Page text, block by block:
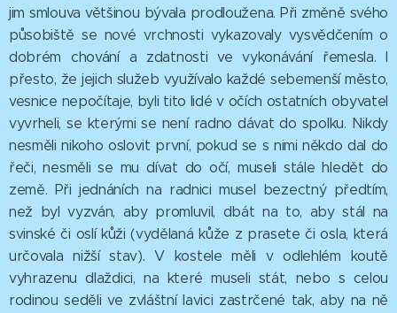
jim smlouva většinou bývala prodloužena. Při změně svého
působiště se nové vrchnosti vykazovaly vysvědčením o
dobrém chování a zdatnosti ve vykonávání řemesla. I
přesto, že jejich služeb využívalo každé sebemenší město,
vesnice nepočítaje, byli tito lidé v očích ostatních obyvatel
vyvrheli, se kterými se není radno dávat do spolku. Nikdy
nesměli nikoho oslovit první, pokud se s nimi někdo dal do
řeči, nesměli se mu dívat do očí, museli stále hledět do
země. Při jednáních na radnici musel bezectný předtím,
než byl vyzván, aby promluvil, dbát na to, aby stál na
svinské či oslí kůži (vydělaná kůže z prasete či osla, která
určovala nižší stav). V kostele měli v odlehlém koutě
vyhrazenu dlaždici, na které museli stát, nebo s celou
rodinou seděli ve zvláštní lavici zastrčené tak, aby na ně